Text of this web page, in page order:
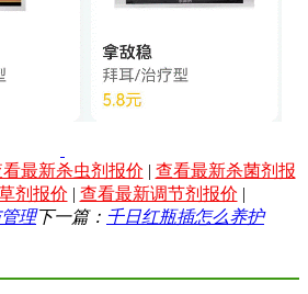
看最新杀虫剂报价 | 查看最新杀菌剂报
剂报价 | 查看最新调节剂报价 |
理下一篇： 千日红瓶插怎么养护